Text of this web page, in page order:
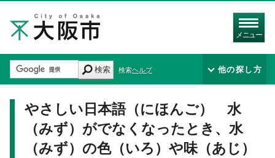
メニュー
検索 検索ヘルプ 他の探し方
やさしい日本語（にほんご） 水
（みず）がでなくなったとき、水
（みず）の色（いろ）や味（あじ）